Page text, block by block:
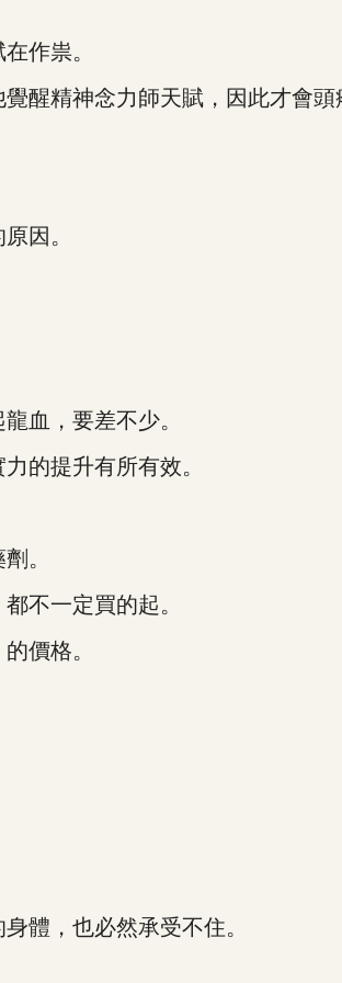
作祟。
醒精神念力師天賦，因此才會頭
因。
血，要差不少。
的提升有所有效。
。
不一定買的起。
價格。
體，也必然承受不住。